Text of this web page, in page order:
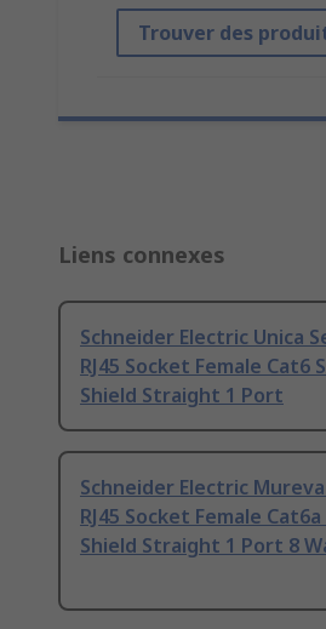
Trouver des
Liens connexes
Schneider Electric Unica
RJ45 Socket Female Cat6
Shield Straight 1 Port
Schneider Electric
RJ45 Socket Female Cat6a
Shield Straight 1 Port 8